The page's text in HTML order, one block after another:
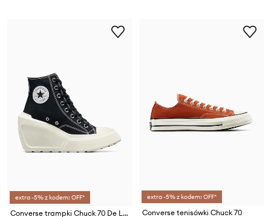
extra -5% z kodem: OFF*
Converse trampki Chuck 70 De Luxe Wedge
extra -5% z kodem: OFF*
Converse tenisówki Chuck 70